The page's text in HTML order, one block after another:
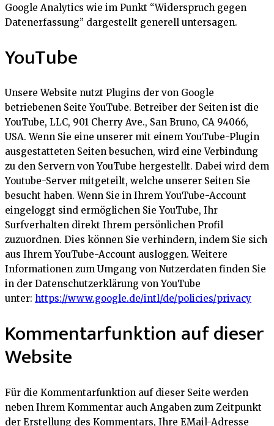
Google Analytics wie im Punkt “Widerspruch gegen
Datenerfassung” dargestellt generell untersagen.
YouTube
Unsere Website nutzt Plugins der von Google
betriebenen Seite YouTube. Betreiber der Seiten ist die
YouTube, LLC, 901 Cherry Ave., San Bruno, CA 94066,
USA. Wenn Sie eine unserer mit einem YouTube-Plugin
ausgestatteten Seiten besuchen, wird eine Verbindung
zu den Servern von YouTube hergestellt. Dabei wird dem
Youtube-Server mitgeteilt, welche unserer Seiten Sie
besucht haben. Wenn Sie in Ihrem YouTube-Account
eingeloggt sind ermöglichen Sie YouTube, Ihr
Surfverhalten direkt Ihrem persönlichen Profil
zuzuordnen. Dies können Sie verhindern, indem Sie sich
aus Ihrem YouTube-Account ausloggen. Weitere
Informationen zum Umgang von Nutzerdaten finden Sie
in der Datenschutzerklärung von YouTube
unter: https://www.google.de/intl/de/policies/privacy
Kommentarfunktion auf dieser
Website
Für die Kommentarfunktion auf dieser Seite werden
neben Ihrem Kommentar auch Angaben zum Zeitpunkt
der Erstellung des Kommentars, Ihre EMail-Adresse